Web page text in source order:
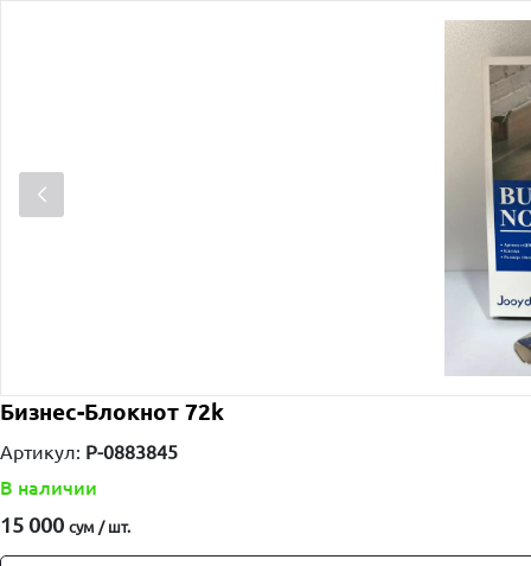
Бизнес-Блокнот 72k
Артикул: P-0883845
В наличии
15 000 сум / шт.